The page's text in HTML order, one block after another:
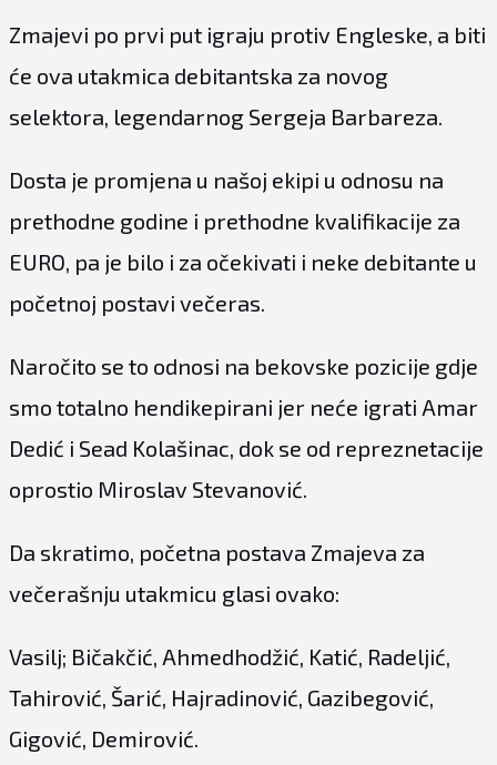
Zmajevi po prvi put igraju protiv Engleske, a biti
će ova utakmica debitantska za novog
selektora, legendarnog Sergeja Barbareza.
Dosta je promjena u našoj ekipi u odnosu na
prethodne godine i prethodne kvalifikacije za
EURO, pa je bilo i za očekivati i neke debitante u
početnoj postavi večeras.
Naročito se to odnosi na bekovske pozicije gdje
smo totalno hendikepirani jer neće igrati Amar
Dedić i Sead Kolašinac, dok se od repreznetacije
oprostio Miroslav Stevanović.
Da skratimo, početna postava Zmajeva za
večerašnju utakmicu glasi ovako:
Vasilj; Bičakčić, Ahmedhodžić, Katić, Radeljić,
Tahirović, Šarić, Hajradinović, Gazibegović,
Gigović, Demirović.